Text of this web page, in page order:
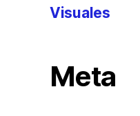
Visuales
Meta